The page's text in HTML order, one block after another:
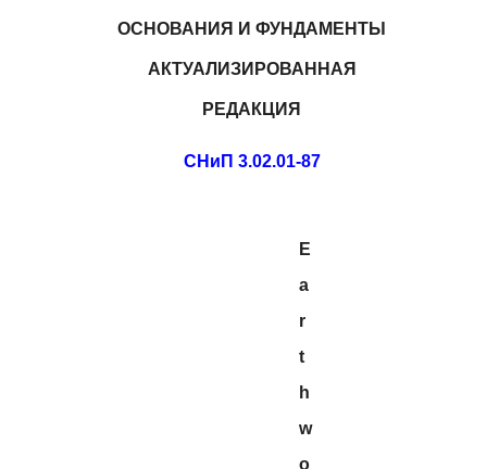
ОСНОВАНИЯ И ФУНДАМЕНТЫ
АКТУАЛИЗИРОВАННАЯ
РЕДАКЦИЯ
СНиП 3.02.01-87
E
a
r
t
h
w
o